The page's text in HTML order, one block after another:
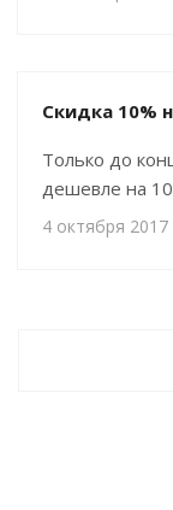
Скидка 10%
Только до
дешевле на
4 октября 2017